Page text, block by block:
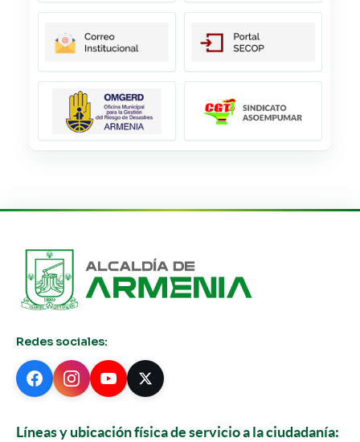
Redes sociales:
Líneas y ubicación física de servicio a la ciudadanía: